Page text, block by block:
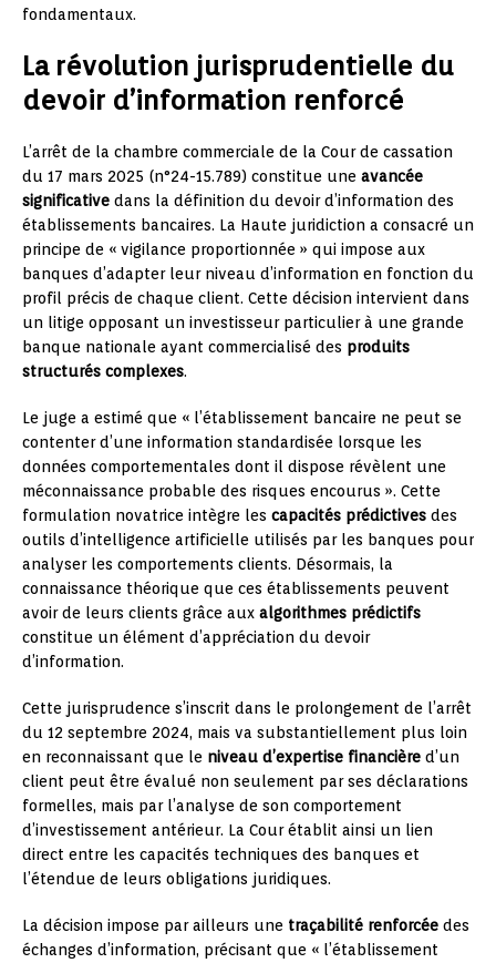
fondamentaux.
La révolution jurisprudentielle du
devoir d’information renforcé
L’arrêt de la chambre commerciale de la Cour de cassation
du 17 mars 2025 (n°24-15.789) constitue une avancée
significative dans la définition du devoir d’information des
établissements bancaires. La Haute juridiction a consacré un
principe de « vigilance proportionnée » qui impose aux
banques d’adapter leur niveau d’information en fonction du
profil précis de chaque client. Cette décision intervient dans
un litige opposant un investisseur particulier à une grande
banque nationale ayant commercialisé des produits
structurés complexes.
Le juge a estimé que « l’établissement bancaire ne peut se
contenter d’une information standardisée lorsque les
données comportementales dont il dispose révèlent une
méconnaissance probable des risques encourus ». Cette
formulation novatrice intègre les capacités prédictives des
outils d’intelligence artificielle utilisés par les banques pour
analyser les comportements clients. Désormais, la
connaissance théorique que ces établissements peuvent
avoir de leurs clients grâce aux algorithmes prédictifs
constitue un élément d’appréciation du devoir
d’information.
Cette jurisprudence s’inscrit dans le prolongement de l’arrêt
du 12 septembre 2024, mais va substantiellement plus loin
en reconnaissant que le niveau d’expertise financière d’un
client peut être évalué non seulement par ses déclarations
formelles, mais par l’analyse de son comportement
d’investissement antérieur. La Cour établit ainsi un lien
direct entre les capacités techniques des banques et
l’étendue de leurs obligations juridiques.
La décision impose par ailleurs une traçabilité renforcée des
échanges d’information, précisant que « l’établissement